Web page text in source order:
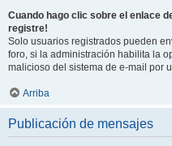
Cuando hago clic sobre el enlace
registre!
Solo usuarios registrados pueden
foro, si la administración habilita la
malicioso del sistema de e-mail por
Arriba
Publicación de mensajes